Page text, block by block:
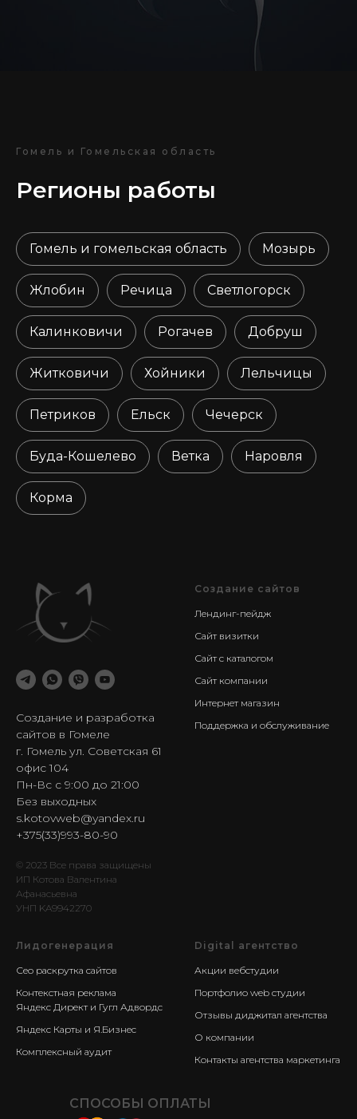
Гомель и Гомельская область
Регионы работы
Гомель и гомельская область Мозырь
Жлобин Речица Светлогорск
Калинковичи Рогачев Добруш
Житковичи Хойники Лельчицы
Петриков Ельск Чечерск
Буда-Кошелево Ветка Наровля
Корма
Создание и разработка
сайтов в Гомеле
г. Гомель ул. Советская 61
офис 104
Пн-Вс с 9:00 до 21:00
Без выходных
s.kotovweb@yandex.ru
+375(33)993-80-90
© 2023 Все права защищены
ИП Котова Валентина
Афанасьевна
УНП KA9942270
Создание сайтов
Лендинг-пейдж
Сайт визитки
Сайт с каталогом
Сайт компании
Интернет магазин
Поддержка и обслуживание
Лидогенерация
Сео раскрутка сайтов
Контекстная реклама
Яндекс Директ и Гугл Адвордс
Яндекс Карты и Я.Бизнес
Комплексный аудит
Digital агентство
Акции вебстудии
Портфолио web студии
Отзывы диджитал агентства
О компании
Контакты агентства маркетинга
СПОСОБЫ ОПЛАТЫ